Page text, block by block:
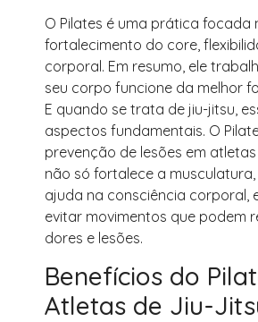
O Pilates é uma prática focada
fortalecimento do core,
corporal. Em resumo, ele
seu corpo funcione da melhor
E quando se trata de jiu-jitsu,
aspectos fundamentais. O
prevenção de lesões em
não só fortalece a
ajuda na consciência corporal,
evitar movimentos que podem
dores e lesões.
Benefícios do
Atletas de Jiu-